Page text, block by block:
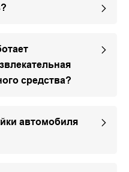
средства?
автомобиля